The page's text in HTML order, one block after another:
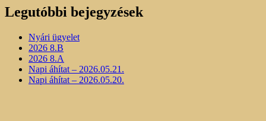
Legutóbbi bejegyzések
Nyári ügyelet
2026 8.B
2026 8.A
Napi áhítat – 2026.05.21.
Napi áhítat – 2026.05.20.